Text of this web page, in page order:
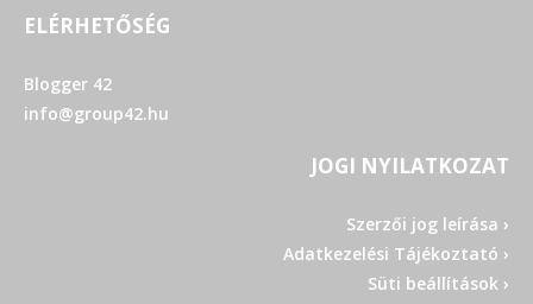
ELÉRHETŐSÉG
Blogger 42
info@group42.hu
JOGI NYILATKOZAT
Szerzői jog leírása ›
Adatkezelési Tájékoztató ›
Süti beállítások ›